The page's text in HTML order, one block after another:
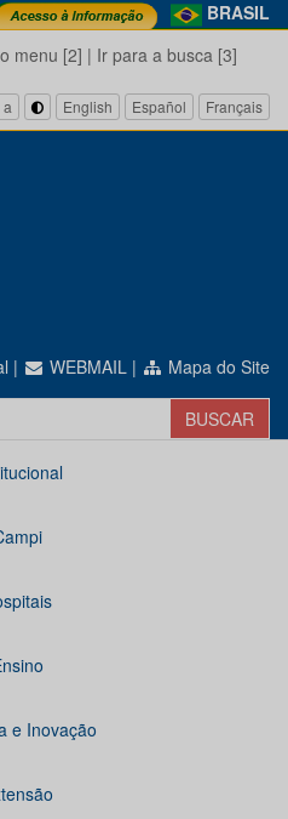
BRASIL
menu [2] | Ir para a busca [3]
a English Español Français
| WEBMAIL | Mapa do Site
e Inovação